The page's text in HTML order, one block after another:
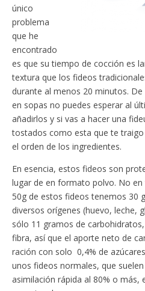
único
problema
que he
encontrado
es que su tiempo de cocción es
textura que los fideos
durante al menos 20 minutos.
en sopas no puedes esperar al
añadirlos y si vas a hacer una
tostados como esta que te
el orden de los ingredientes.
En esencia, estos fideos son
lugar de en formato polvo. No
50g de estos fideos tenemos 30
diversos orígenes (huevo, leche,
sólo 11 gramos de
fibra, así que el aporte neto de
ración con solo 0,4% de
unos fideos normales, que
asimilación rápida al 80% o más,